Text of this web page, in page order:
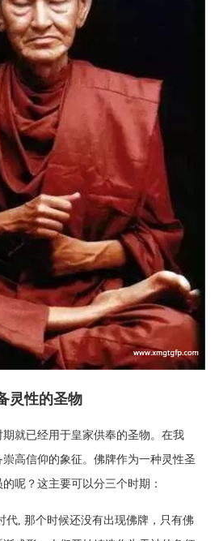
灵性的圣物
就已经用于皇家供奉的圣物。在我
高信仰的象征。佛牌作为一种灵性圣
呢？这主要可以分三个时期：
代, 那个时候还没有出现佛牌，只有佛